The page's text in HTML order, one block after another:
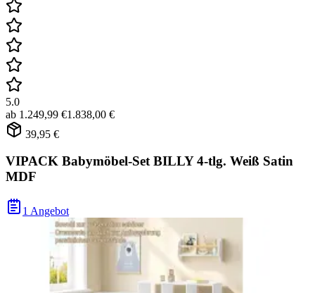
5.0
ab 1.249,99 €1.838,00 €
39,95 €
VIPACK Babymöbel-Set BILLY 4-tlg. Weiß Satin
MDF
1 Angebot